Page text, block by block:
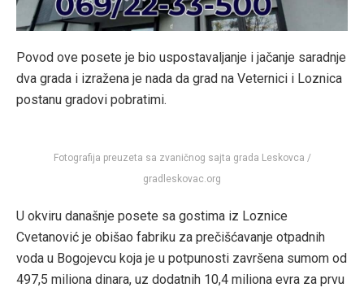
Povod ove posete je bio uspostavaljanje i jačanje saradnje
dva grada i izražena je nada da grad na Veternici i Loznica
postanu gradovi pobratimi.
Fotografija preuzeta sa zvaničnog sajta grada Leskovca /
gradleskovac.org
U okviru današnje posete sa gostima iz Loznice
Cvetanović je obišao fabriku za prečišćavanje otpadnih
voda u Bogojevcu koja je u potpunosti završena sumom od
497,5 miliona dinara, uz dodatnih 10,4 miliona evra za prvu